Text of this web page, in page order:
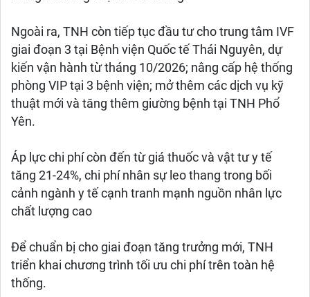
Ngoài ra, TNH còn tiếp tục đầu tư cho trung tâm IVF
giai đoạn 3 tại Bệnh viện Quốc tế Thái Nguyên, dự
kiến vận hành từ tháng 10/2026; nâng cấp hệ thống
phòng VIP tại 3 bệnh viện; mở thêm các dịch vụ kỹ
thuật mới và tăng thêm giường bệnh tại TNH Phổ
Yên.
Áp lực chi phí còn đến từ giá thuốc và vật tư y tế
tăng 21-24%, chi phí nhân sự leo thang trong bối
cảnh ngành y tế cạnh tranh mạnh nguồn nhân lực
chất lượng cao
Để chuẩn bị cho giai đoạn tăng trưởng mới, TNH
triển khai chương trình tối ưu chi phí trên toàn hệ
thống.